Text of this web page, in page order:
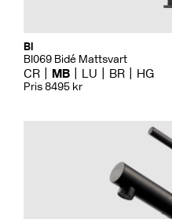
Bi
BI069 Bidé Mattsvart
CR MB LU BR HG
Pris 8495 kr